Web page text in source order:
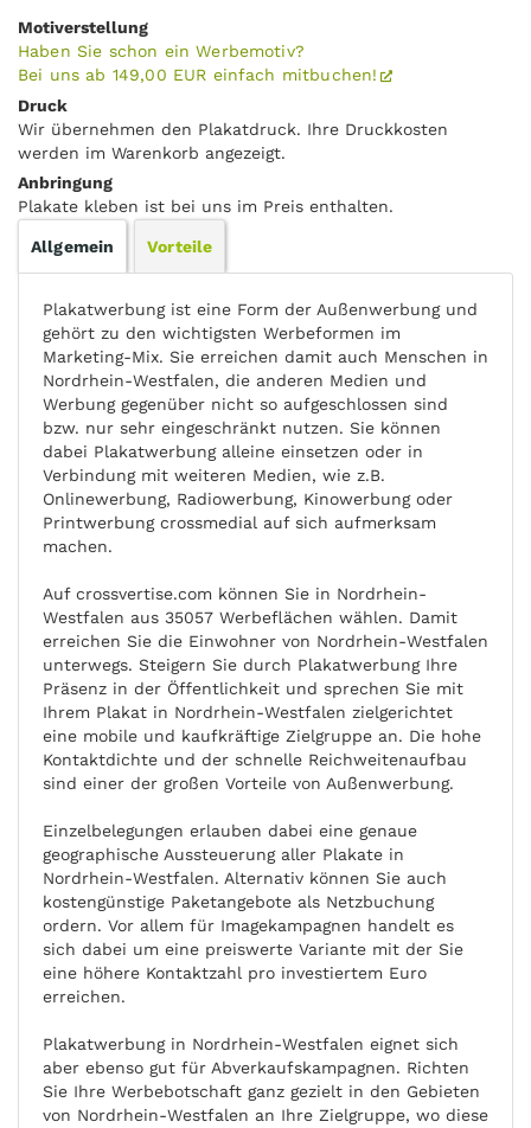
Motiverstellung
Haben Sie schon ein Werbemotiv?
Bei uns ab 149,00 EUR einfach mitbuchen!
Druck
Wir übernehmen den Plakatdruck. Ihre Druckkosten
werden im Warenkorb angezeigt.
Anbringung
Plakate kleben ist bei uns im Preis enthalten.
Allgemein Vorteile
Plakatwerbung ist eine Form der Außenwerbung und
gehört zu den wichtigsten Werbeformen im
Marketing-Mix. Sie erreichen damit auch Menschen in
Nordrhein-Westfalen, die anderen Medien und
Werbung gegenüber nicht so aufgeschlossen sind
bzw. nur sehr eingeschränkt nutzen. Sie können
dabei Plakatwerbung alleine einsetzen oder in
Verbindung mit weiteren Medien, wie z.B.
Onlinewerbung, Radiowerbung, Kinowerbung oder
Printwerbung crossmedial auf sich aufmerksam
machen.
Auf crossvertise.com können Sie in Nordrhein-
Westfalen aus 35057 Werbeflächen wählen. Damit
erreichen Sie die Einwohner von Nordrhein-Westfalen
unterwegs. Steigern Sie durch Plakatwerbung Ihre
Präsenz in der Öffentlichkeit und sprechen Sie mit
Ihrem Plakat in Nordrhein-Westfalen zielgerichtet
eine mobile und kaufkräftige Zielgruppe an. Die hohe
Kontaktdichte und der schnelle Reichweitenaufbau
sind einer der großen Vorteile von Außenwerbung.
Einzelbelegungen erlauben dabei eine genaue
geographische Aussteuerung aller Plakate in
Nordrhein-Westfalen. Alternativ können Sie auch
kostengünstige Paketangebote als Netzbuchung
ordern. Vor allem für Imagekampagnen handelt es
sich dabei um eine preiswerte Variante mit der Sie
eine höhere Kontaktzahl pro investiertem Euro
erreichen.
Plakatwerbung in Nordrhein-Westfalen eignet sich
aber ebenso gut für Abverkaufskampagnen. Richten
Sie Ihre Werbebotschaft ganz gezielt in den Gebieten
von Nordrhein-Westfalen an Ihre Zielgruppe, wo diese